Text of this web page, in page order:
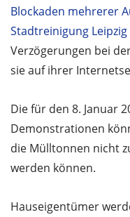
Blockaden mehrerer
Stadtreinigung Leipzig
Verzögerungen bei
sie auf ihrer
Die für den 8. Januar
Demonstrationen
die Mülltonnen nicht
werden können.
Hauseigentümer